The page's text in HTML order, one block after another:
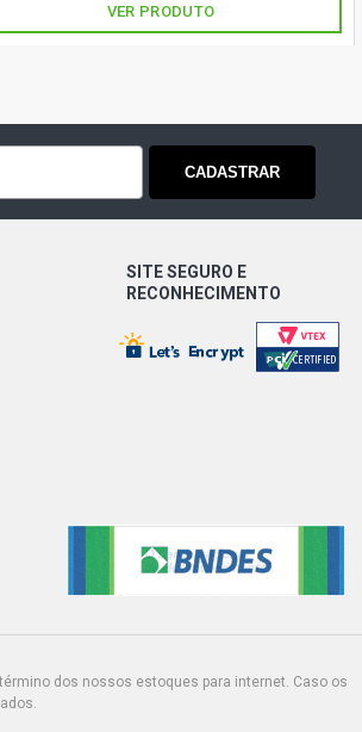
VER PRODUTO
CADASTRAR
SITE SEGURO E
RECONHECIMENTO
dos nossos estoques para internet. Caso os